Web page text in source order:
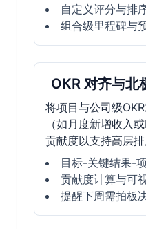
自定义评分与排
组合级里程碑与
OKR 对齐与北
将项目与公司级
（如月度新增收入
贡献度以支持高层排
目标-关键结果-
贡献度计算与可
提醒下周需拍板